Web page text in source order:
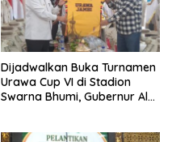
Dijadwalkan Buka Turnamen
Urawa Cup VI di Stadion
Swarna Bhumi, Gubernur Al